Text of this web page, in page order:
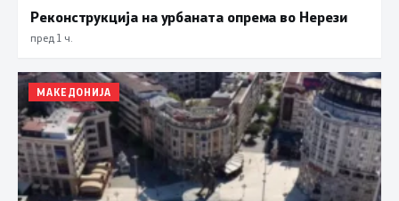
Реконструкција на урбаната опрема во Нерези
пред 1 ч.
МАКЕДОНИЈА